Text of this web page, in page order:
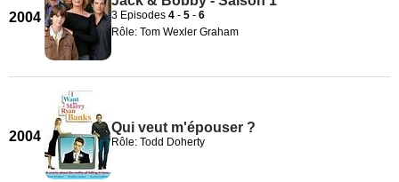
2004 3 Episodes 4 - 5 - 6
Rôle: Tom Wexler Graham
2004
Qui veut m'épouser ?
Rôle: Todd Doherty